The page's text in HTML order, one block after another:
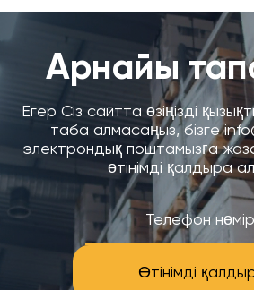
Арнайы
Егер Сіз сайтта өзіңізді
таба алмасаңыз, бізге
электрондық поштамызға
өтінімді қалдыра
Өтінімді